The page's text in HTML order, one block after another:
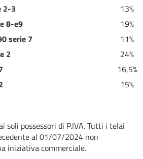
2-3
13%
8-e9
19%
serie 7
11%
2
24%
16,5%
15%
soli possessori di P.IVA. Tutti i telai
al 01/07/2024 non
iniziativa commerciale.